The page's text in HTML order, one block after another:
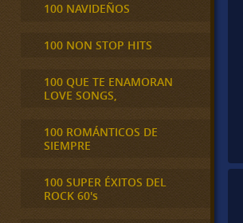
100 NAVIDEÑOS
100 NON STOP HITS
100 QUE TE ENAMORAN
LOVE SONGS,
100 ROMÁNTICOS DE
SIEMPRE
100 SUPER ÉXITOS DEL
ROCK 60's